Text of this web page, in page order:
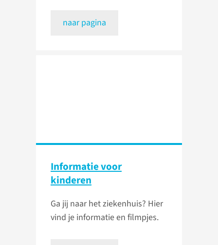
naar pagina
Informatie voor
kinderen
Ga jij naar het ziekenhuis? Hier
vind je informatie en filmpjes.